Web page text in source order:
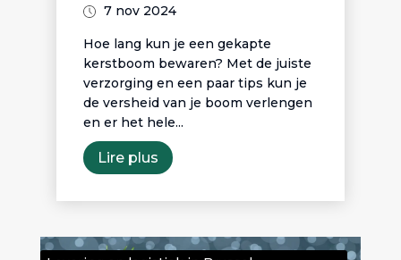
7 nov 2024
Hoe lang kun je een gekapte
kerstboom bewaren? Met de juiste
verzorging en een paar tips kun je
de versheid van je boom verlengen
en er het hele...
Lire plus